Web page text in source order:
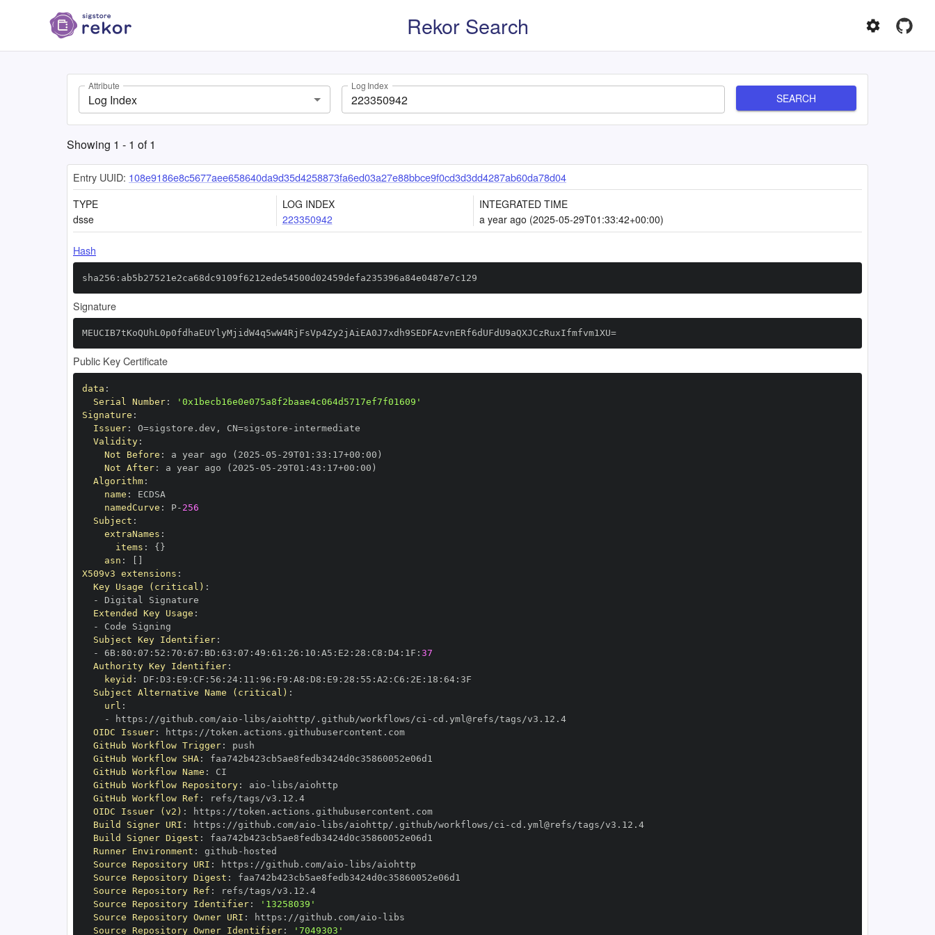
Rekor Search
Attribute
Log Index
Log Index
SEARCH
Showing 1 - 1 of1
Entry UUID: 108e9186e8c5677aee658640da9d35d4258873fa6ed03a27e88bbce9f0cd3d3dd4287ab60da78d04
TYPE
dsse
LOG INDEX
223350942
INTEGRATED TIME
a year ago (2025-05-29T01:33:42+00:00)
Hash
sha256:ab5b27521e2ca68dc9109f6212ede54500d02459defa235396a84e0487e7c129
Signature
MEUCIB7tKoQUhL0p0fdhaEUYlyMjidW4q5wW4RjFsVp4Zy2jAiEA0J7xdh9SEDFAzvnERf6dUFdU9aQXJCzRuxIfmfvm1XU=
Public Key Certificate
data :
Serial Number:
'0x1becb16e0e075a8f2baae4c064d5717ef7f01609'
Signature :
Issuer: O=sigstore.dev , CN=sigstore -
Validity:
Not Before : a year ago (2025 -05 - 29T01 : 33 : 17+00 :
Not After: a year ago (2025 -05 - 29T01 : 43 : 17+00 :
Algorithm:
name :
namedCurve : P- 256
Subject :
extraNames :
items : { }
asn :
X509v3 extensions :
Key Usage (critical) :
-
Extended Key Usage :
-
Subject Key Identifier:
-
6B: 80 : 07 : 52 : 70 : 67 : BD : 63 : 07 : 49 : 61 : 26 : 10 : A5 : E2 : 28 : C8 : D4: 1F : 37
Authority Key Identifier:
keyid : DF : D3 : E9 : CF : 56 : 24: 11 : 96 : F9 : A8 : D8 : E9 : 28 : 55 : A2 : C6 : 2E : 18 : 64:
Subject Alternative Name (critical) :
url :
-
https : //github.com/aio - libs/aiohttp/.github/workflows/ci -
cd.yml@refs/tags/v3.12.4
OIDC Issuer: https :
//token.actions.githubusercontent.com
GitHub Workflow Trigger:
GitHub Workflow SHA:
GitHub Workflow Name :
GitHub Workflow Repository: aio -
GitHub Workflow Ref :
refs/tags/v3.12.4
OIDC Issuer (v2) : https :
//token.actions.githubusercontent.com
Build Signer URI : https : //github.com/aio - libs/aiohttp/.github/workflows/ci -
cd.yml@refs/tags/v3.12.4
Build Signer Digest :
Runner Environment : github -
Source Repository URI : https : //github.com/aio -
Source Repository Digest :
Source Repository Ref :
refs/tags/v3.12.4
Source Repository Identifier:
'13258039'
Source Repository Owner URI : https : //github.com/aio -
Source Repository Owner Identifier: '7049303'